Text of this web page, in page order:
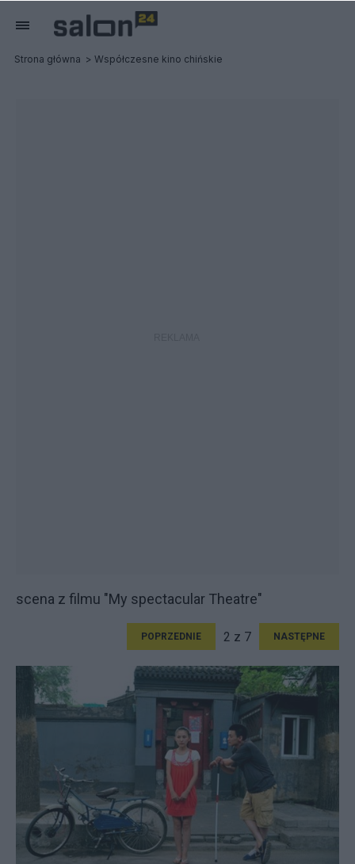
Strona główna Współczesne kino chińskie
scena z filmu "My spectacular Theatre"
POPRZEDNIE 2 z 7 NASTĘPNE